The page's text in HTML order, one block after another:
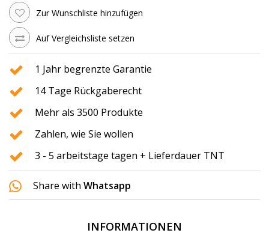
Zur Wunschliste hinzufügen
Auf Vergleichsliste setzen
1 Jahr begrenzte Garantie
14 Tage Rückgaberecht
Mehr als 3500 Produkte
Zahlen, wie Sie wollen
3 - 5 arbeitstage tagen + Lieferdauer TNT
Share with Whatsapp
INFORMATIONEN